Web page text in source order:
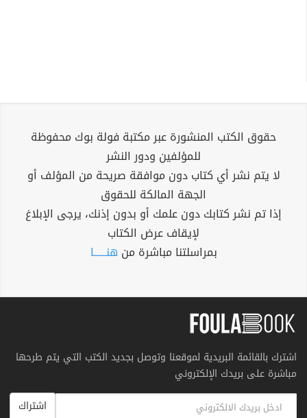
حقوق الكتب المنشورة عبر مكتبة فولة بوك محفوظة
للمؤلفين ودور النشر
لا يتم نشر أي كتاب دون موافقة صريحة من المؤلف أو
الجهة المالكة للحقوق
إذا تم نشر كتابك دون علمك أو بدون إذنك، يرجى الإبلاغ
لإيقاف عرض الكتاب
بمراسلتنا مباشرة من هنــــــا
اشترك بالقائمة البريدية لموقعنا وتوصل بجديد الكتب التي يتم طرحها
مباشرة على بريدك الإلكتروني
اشتراك